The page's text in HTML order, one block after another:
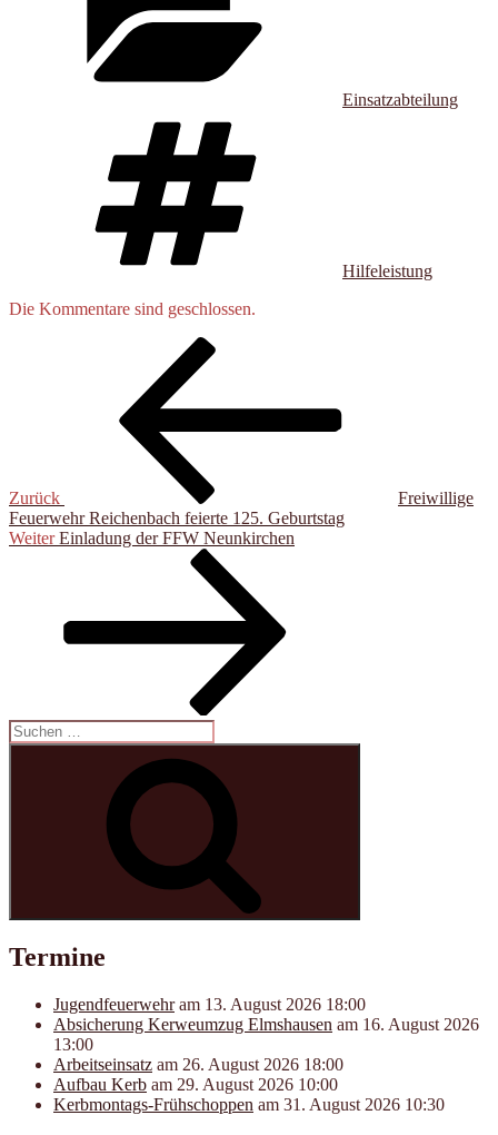
Einsatzabteilung
Hilfeleistung
Die Kommentare sind geschlossen.
Beitragsnavigation
Zurück
Freiwillige
Feuerwehr Reichenbach feierte 125. Geburtstag
Nächster
Weiter Einladung der FFW Neunkirchen
Suchen
nach:
Termine
Jugendfeuerwehram 13. August 2026 18:00
Absicherung Kerweumzug Elmshausen am 16. August 2026
13:00
Arbeitseinsatz am 26. August 2026 18:00
Aufbau Kerb am 29. August 2026 10:00
Kerbmontags-Frühschoppen am 31. August 2026 10:30